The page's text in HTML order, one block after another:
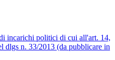
incarichi politici di cui all'art. 14,
dlgs n. 33/2013 (da pubblicare in